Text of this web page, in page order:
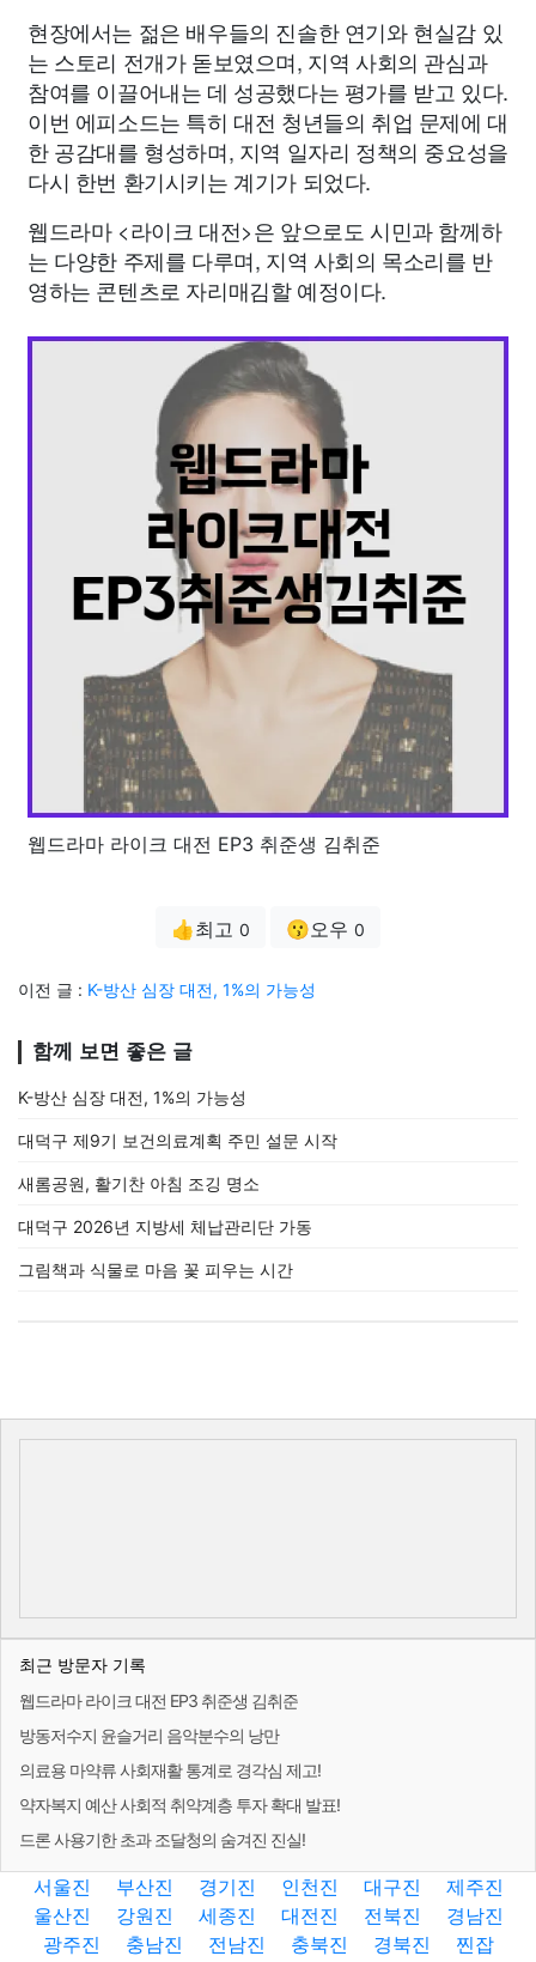
현장에서는 젊은 배우들의 진솔한 연기와 현실감 있
는 스토리 전개가 돋보였으며, 지역 사회의 관심과
참여를 이끌어내는 데 성공했다는 평가를 받고 있다.
이번 에피소드는 특히 대전 청년들의 취업 문제에 대
한 공감대를 형성하며, 지역 일자리 정책의 중요성을
다시 한번 환기시키는 계기가 되었다.
웹드라마 <라이크 대전>은 앞으로도 시민과 함께하
는 다양한 주제를 다루며, 지역 사회의 목소리를 반
영하는 콘텐츠로 자리매김할 예정이다.
웹드라마 라이크 대전 EP3 취준생 김취준
👍최고 0 😗오우 0
이전 글 : K-방산 심장 대전, 1%의 가능성
함께 보면 좋은 글
K-방산 심장 대전, 1%의 가능성
대덕구 제9기 보건의료계획 주민 설문 시작
새롬공원, 활기찬 아침 조깅 명소
대덕구 2026년 지방세 체납관리단 가동
그림책과 식물로 마음 꽃 피우는 시간
최근 방문자 기록
웹드라마 라이크 대전 EP3 취준생 김취준
방동저수지 윤슬거리 음악분수의 낭만
의료용 마약류 사회재활 통계로 경각심 제고!
약자복지 예산 사회적 취약계층 투자 확대 발표!
드론 사용기한 초과 조달청의 숨겨진 진실!
서울진 부산진 경기진 인천진 대구진
제주진
울산진
강원진 세종진 대전진 전북진
경남진
광주진
충남진 전남진 충북진 경북진
찐잡